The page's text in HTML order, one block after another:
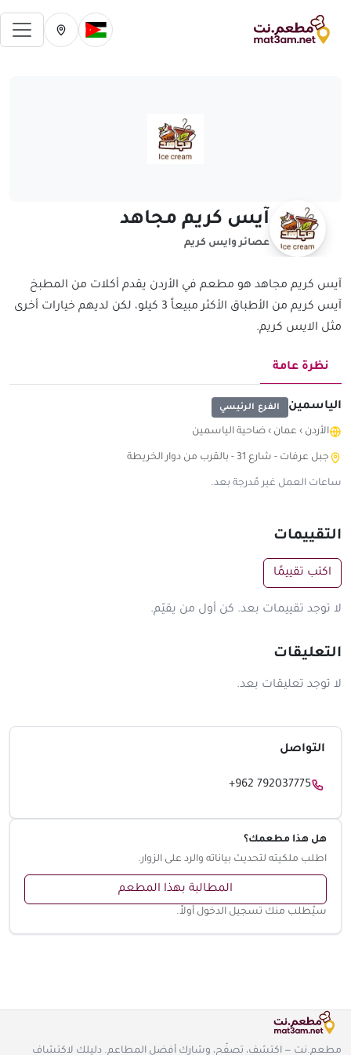
تغيير الدولة الحالية
تغيير المدينة
آيس كريم مجاهد
عصائر وايس كريم
آيس كريم مجاهد هو مطعم في الأردن يقدم أكلات من المطبخ
آيس كريم من الأطباق الأكثر مبيعاً 3 كيلو، لكن لديهم خيارات أخرى
مثل الايس كريم.
نظرة عامة
الياسمين الفرع الرئيسي
الأردن › عمان › ضاحية الياسمين
جبل عرفات - شارع 31 - بالقرب من دوار الخريطة
ساعات العمل غير مُدرجة بعد.
التقييمات
اكتب تقييمًا
لا توجد تقييمات بعد. كن أول من يقيّم.
التعليقات
لا توجد تعليقات بعد.
التواصل
+962 792037775
هل هذا مطعمك؟
اطلب ملكيته لتحديث بياناته والرد على الزوار.
المطالبة بهذا المطعم
سيُطلب منك تسجيل الدخول أولاً.
مطعم.نت — اكتشف، تصفّح، وشارك أفضل المطاعم. دليلك لاكتشاف